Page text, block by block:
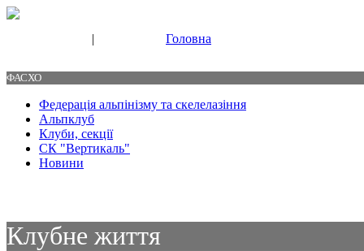
| Головна
ФАСХО
Федерація альпінізму та скелелазіння
Альпклуб
Клуби, секції
СК "Вертикаль"
Новини
Клубне життя